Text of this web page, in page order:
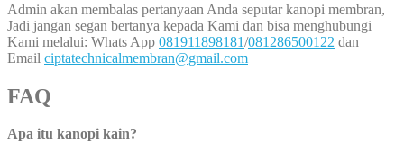
Admin akan membalas pertanyaan Anda seputar kanopi membran,
Jadi jangan segan bertanya kepada Kami dan bisa menghubungi
Kami melalui: Whats App 081911898181/081286500122 dan
Email ciptatechnicalmembran@gmail.com
FAQ
Apa itu kanopi kain?